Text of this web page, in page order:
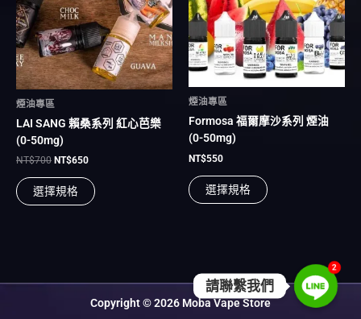
煙油專區
LAI SANG 賴桑系列 紅心芭樂
(0-50mg)
NT$700 NT$650
選擇規格
多
種
款
式。
可
在
品
擇
煙油專區
Formosa 福爾摩沙系列 煙油
(0-50mg)
NT$550
選擇規格
多
種
款
式。
可
品
擇
Copyright © 2026 Moba Vape Store
2
請聯繫我們